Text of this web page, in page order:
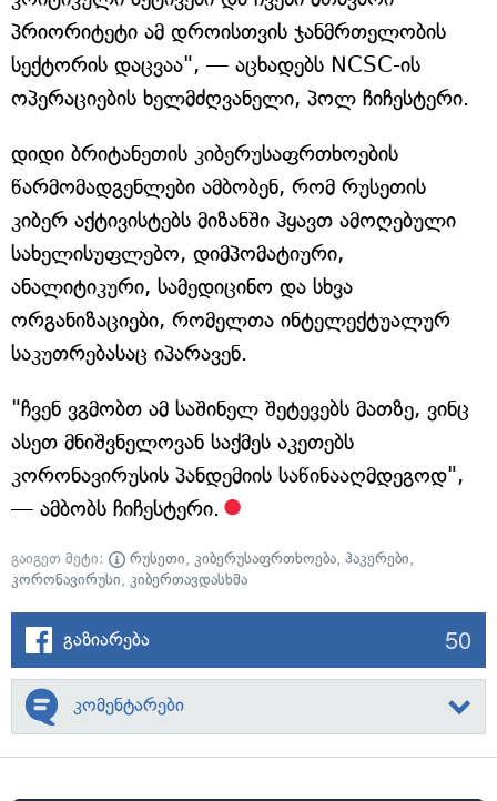
პრიორიტეტი ამ დროისთვის ჯანმრთელობის
სექტორის დაცვაა", — აცხადებს NCSC-ის
ოპერაციების ხელმძღვანელი, პოლ ჩიჩესტერი.
დიდი ბრიტანეთის კიბერუსაფრთხოების
წარმომადგენლები ამბობენ, რომ რუსეთის
კიბერ აქტივისტებს მიზანში ჰყავთ ამოღებული
სახელისუფლებო, დიმპომატიური,
ანალიტიკური, სამედიცინო და სხვა
ორგანიზაციები, რომელთა ინტელექტუალურ
საკუთრებასაც იპარავენ.
"ჩვენ ვგმობთ ამ საშინელ შეტევებს მათზე, ვინც
ასეთ მნიშვნელოვან საქმეს აკეთებს
კორონავირუსის პანდემიის საწინააღმდეგოდ",
— ამბობს ჩიჩესტერი.
გაიგეთ მეტი: რუსეთი, კიბერუსაფრთხოება, ჰაკერები,
კორონავირუსი, კიბერთავდასხმა
გაზიარება 50
კომენტარები